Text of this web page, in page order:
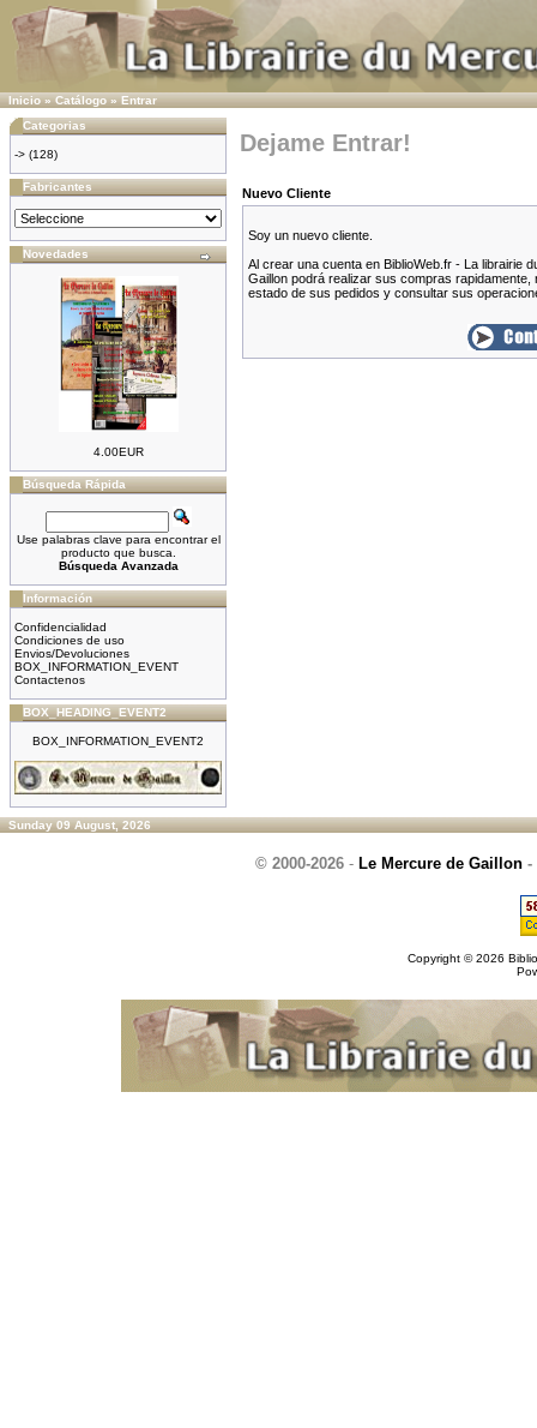
Inicio»Catálogo»Entrar
Categorias
-> (128)
Fabricantes
Novedades
4.00EUR
Búsqueda Rápida
Use palabras clave para encontrar el
producto que busca.
Búsqueda Avanzada
Información
Confidencialidad
Condiciones de uso
Envios/Devoluciones
BOX_INFORMATION_EVENT
Contactenos
BOX_HEADING_EVENT2
BOX_INFORMATION_EVENT2
Dejame Entrar!
Nuevo Cliente
Soy un nuevo cliente.
Al crear una cuenta en BiblioWeb.fr - La librairie
Gaillon podrá realizar sus compras rapidamente,
estado de sus pedidos y consultar sus
Sunday 09 August, 2026
© 2000-2026 - Le Mercure de Gaillon -
Copyright © 2026